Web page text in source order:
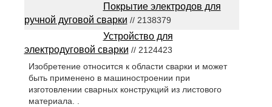
Покрытие электродов для
ручной дуговой сварки // 2138379
Устройство для
электродуговой сварки // 2124423
Изобретение относится к области сварки и может
быть применено в машиностроении при
изготовлении сварных конструкций из листового
материала. .